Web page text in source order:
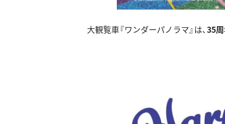
大観覧車『ワンダーパノラマ』は、 35